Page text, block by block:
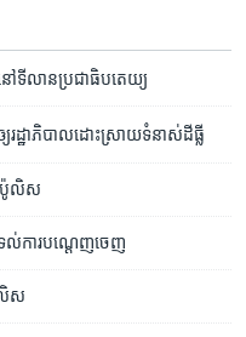
ទីលាន​ប្រជាធិបតេយ្យ
យ​រដ្ឋាភិបាល​ដោះស្រាយ​ទំនាស់​ដីធ្លី​
ប៉ូលិស
ល់​ការ​បណ្តេញ​ចេញ
លិស